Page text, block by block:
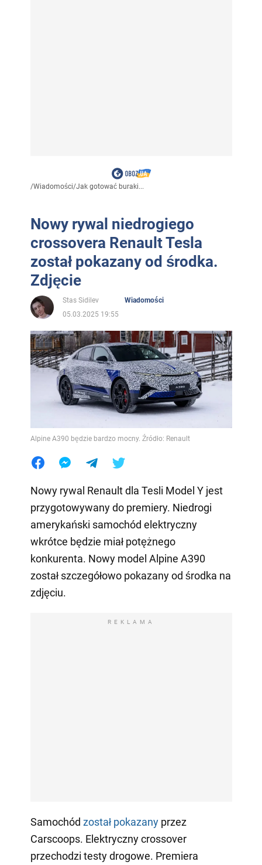
/Wiadomości/Jak gotować buraki...
Nowy rywal niedrogiego
crossovera Renault Tesla
został pokazany od środka.
Zdjęcie
Stas Sidilev
Wiadomości
05.03.2025 19:55
Alpine A390 będzie bardzo mocny. Źródło: Renault
Nowy rywal Renault dla Tesli Model Y jest
przygotowywany do premiery. Niedrogi
amerykański samochód elektryczny
wkrótce będzie miał potężnego
konkurenta. Nowy model Alpine A390
został szczegółowo pokazany od środka na
zdjęciu.
REKLAMA
Samochód został pokazanyprzez
Carscoops. Elektryczny crossover
przechodzi testy drogowe. Premiera